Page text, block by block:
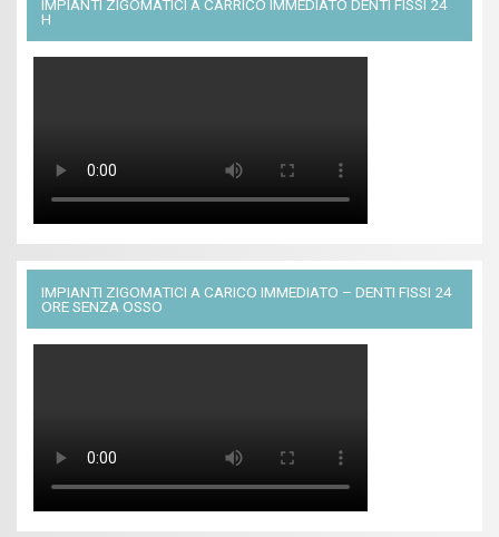
IMPIANTI ZIGOMATICI A CARRICO IMMEDIATO DENTI FISSI 24
H
IMPIANTI ZIGOMATICI A CARICO IMMEDIATO – DENTI FISSI 24
ORE SENZA OSSO